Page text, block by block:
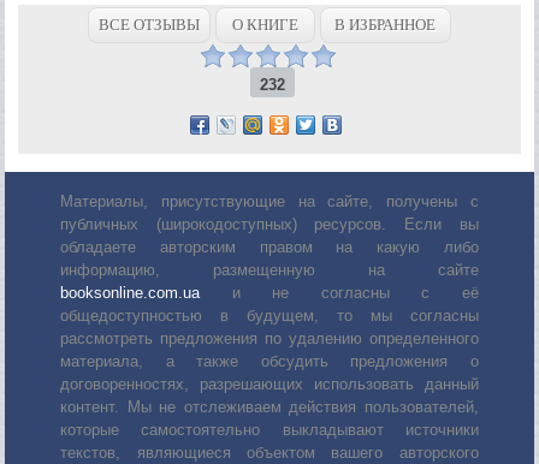
ВСЕ ОТЗЫВЫ О КНИГЕ В ИЗБРАННОЕ
232
Материалы, присутствующие на сайте, получены с
публичных (широкодоступных) ресурсов. Если вы
обладаете авторским правом на какую либо
информацию, размещенную на сайте
booksonline.com.ua и не согласны с её
общедоступностью в будущем, то мы согласны
рассмотреть предложения по удалению определенного
материала, а также обсудить предложения о
договоренностях, разрешающих использовать данный
контент. Мы не отслеживаем действия пользователей,
которые самостоятельно выкладывают источники
текстов, являющиеся объектом вашего авторского